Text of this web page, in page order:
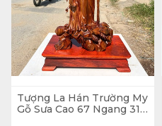
Tượng La Hán Trường My
Gỗ Sưa Cao 67 Ngang 31